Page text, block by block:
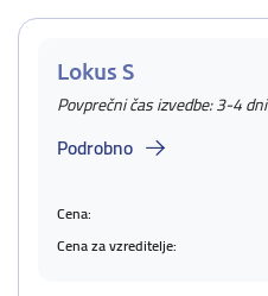
Lokus S
Povprečni čas izvedbe: 3-4 dni
Podrobno
Cena:
Cena za vzreditelje: